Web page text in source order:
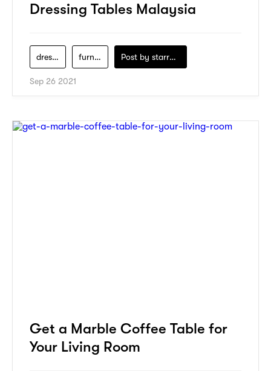
Dressing Tables Malaysia
dressing-table furniture Post by starry1989
Sep 26 2021
Get a Marble Coffee Table for
Your Living Room